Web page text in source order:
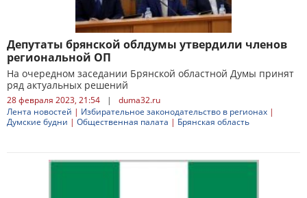
Депутаты брянской облдумы утвердили членов
региональной ОП
На очередном заседании Брянской областной Думы принят
ряд актуальных решений
28 февраля 2023, 21:54 |
duma32.ru
Лента новостей | Избирательное законодательство в регионах |
Думские будни | Общественная палата | Брянская область